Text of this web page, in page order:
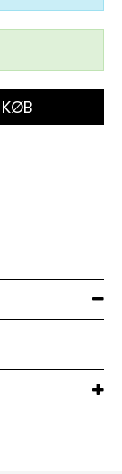
KØB